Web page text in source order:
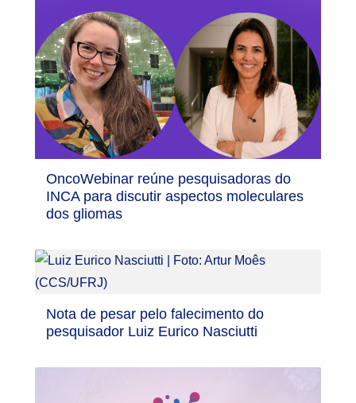
OncoWebinar reúne pesquisadoras do
INCA para discutir aspectos moleculares
dos gliomas
Nota de pesar pelo falecimento do
pesquisador Luiz Eurico Nasciutti